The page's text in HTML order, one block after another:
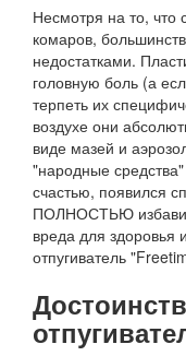
Несмотря на то, что
комаров,
недостатками.
головную боль (а
терпеть их
воздухе они
виде мазей и
"народные
счастью, появился
ПОЛНОСТЬЮ
вреда для здоровья
отпугиватель